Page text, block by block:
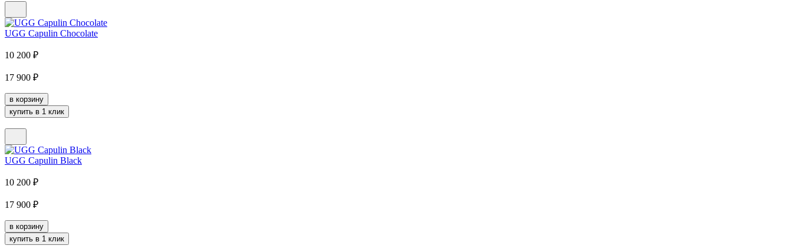
UGG Capulin Chocolate
10 200 ₽
17 900 ₽
в корзину
купить в 1 клик
UGG Capulin Black
10 200 ₽
17 900 ₽
в корзину
купить в 1 клик